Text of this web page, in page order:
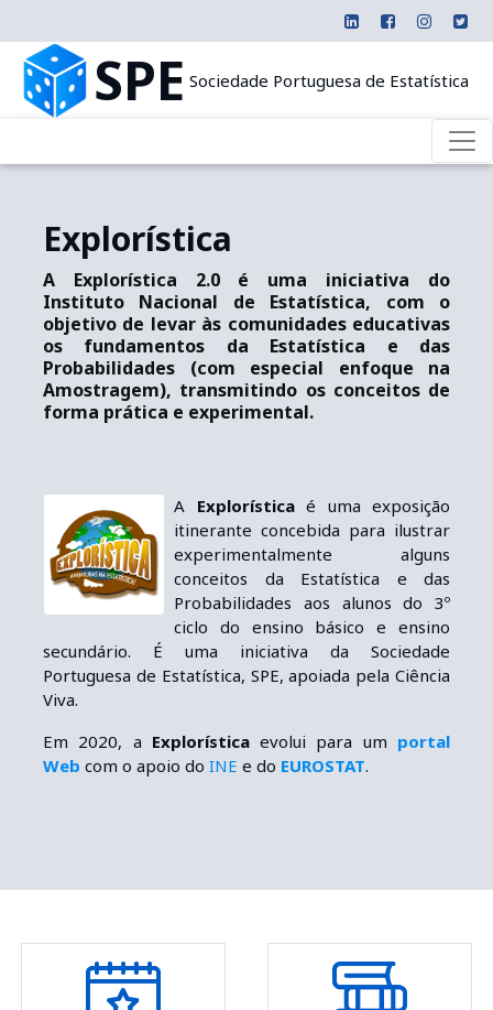
SPE Sociedade Portuguesa de Estatística
Explorística
A Explorística 2.0 é uma iniciativa do
Instituto Nacional de Estatística, com o
objetivo de levar às comunidades educativas
os fundamentos da Estatística e das
Probabilidades (com especial enfoque na
Amostragem), transmitindo os conceitos de
forma prática e experimental.
A Explorísticaé uma exposição
itinerante concebida para ilustrar
experimentalmente alguns
conceitos da Estatística e das
Probabilidades aos alunos do 3º
ciclo do ensino básico e ensino
secundário. É uma iniciativa da Sociedade
Portuguesa de Estatística, SPE, apoiada pela Ciência
Viva.
Em 2020, a Explorísticaevolui para um portal
Web com o apoio do INE e do EUROSTAT.